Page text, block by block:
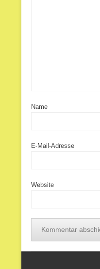
Name
E-Mail-Adresse
Website